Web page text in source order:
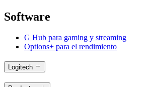
Software
G Hub para gaming y streaming
Options+ para el rendimiento
Logitech